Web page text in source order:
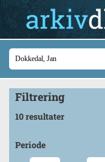
Filtrering
10 resultater
Periode